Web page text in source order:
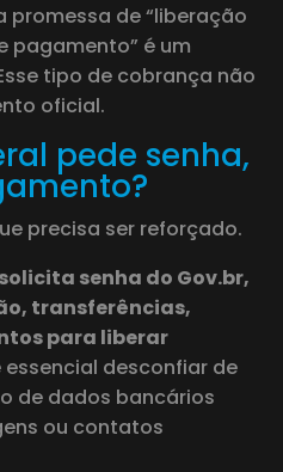
de “liberação
pagamento” é um
tipo de cobrança não
oficial.
pede senha,
precisa ser reforçado.
senha do Gov.br,
transferências,
para liberar
essencial desconfiar de
de dados bancários
ou contatos